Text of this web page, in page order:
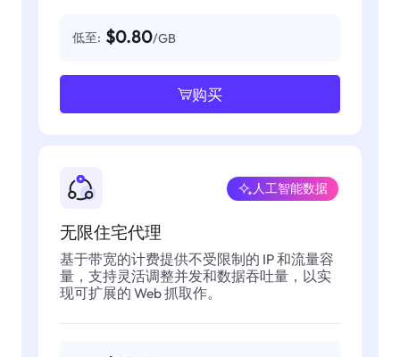
低至: $0.80/GB
购买
无限住宅代理
人工智能数据
基于带宽的计费提供不受限制的 IP 和流量容
量，支持灵活调整并发和数据吞吐量，以实
现可扩展的 Web 抓取作。